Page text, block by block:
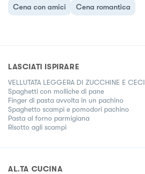
Cena con amici Cena romantica
LASCIATI ISPIRARE
VELLUTATA LEGGERA DI ZUCCHINE E CECI
Spaghetti con molliche di pane
Finger di pasta avvolta in un pachino
Spaghetto scampi e pomodori pachino
Pasta al forno parmigiana
Risotto agli scampi
AL.TA CUCINA